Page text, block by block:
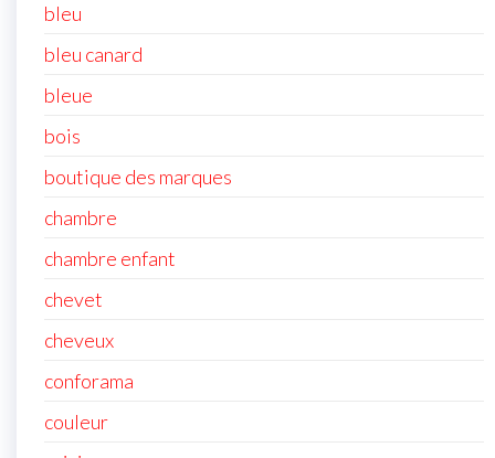
bleu
bleu canard
bleue
bois
boutique des marques
chambre
chambre enfant
chevet
cheveux
conforama
couleur